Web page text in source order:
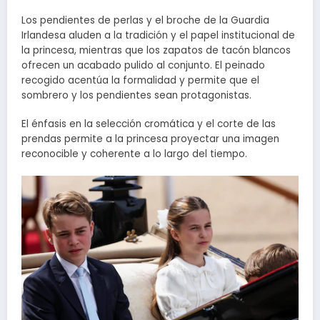
Los pendientes de perlas y el broche de la Guardia
Irlandesa aluden a la tradición y el papel institucional de
la princesa, mientras que los zapatos de tacón blancos
ofrecen un acabado pulido al conjunto. El peinado
recogido acentúa la formalidad y permite que el
sombrero y los pendientes sean protagonistas.
El énfasis en la selección cromática y el corte de las
prendas permite a la princesa proyectar una imagen
reconocible y coherente a lo largo del tiempo.